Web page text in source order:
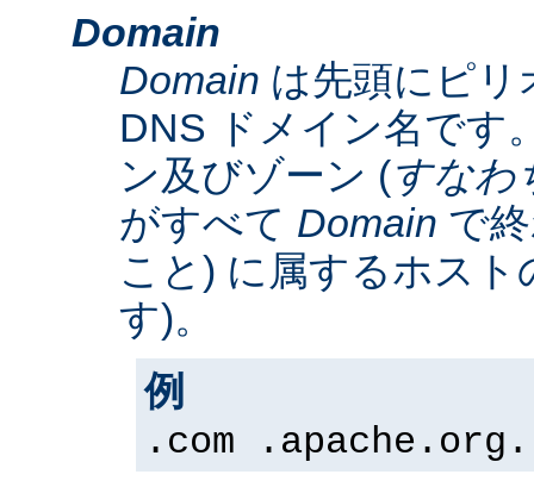
Domain
Domain は先頭にピリ
DNS ドメイン名です
ン及びゾーン (すなわ
がすべて Domain で
こと) に属するホス
す)。
例
.com .apache.org.